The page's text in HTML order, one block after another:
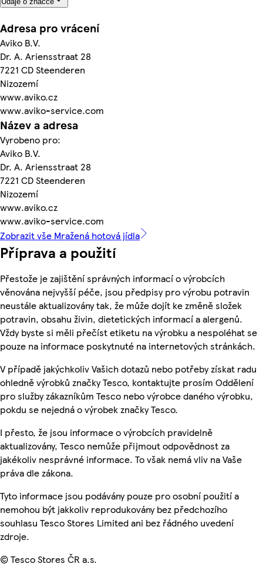
Adresa pro vrácení
Aviko B.V.
Dr. A. Ariensstraat 28
7221 CD Steenderen
Nizozemí
www.aviko.cz
www.aviko-service.com
Název a adresa
Vyrobeno pro:
Aviko B.V.
Dr. A. Ariensstraat 28
7221 CD Steenderen
Nizozemí
www.aviko.cz
www.aviko-service.com
Zobrazit vše Mražená hotová jídla
Příprava a použití
Přestože je zajištění správných informací o výrobcích
věnována nejvyšší péče, jsou předpisy pro výrobu potravin
neustále aktualizovány tak, že může dojít ke změně složek
potravin, obsahu živin, dietetických informací a alergenů.
Vždy byste si měli přečíst etiketu na výrobku a nespoléhat se
pouze na informace poskytnuté na internetových stránkách.
V případě jakýchkoliv Vašich dotazů nebo potřeby získat radu
ohledně výrobků značky Tesco, kontaktujte prosím Oddělení
pro služby zákazníkům Tesco nebo výrobce daného výrobku,
pokdu se nejedná o výrobek značky Tesco.
I přesto, že jsou informace o výrobcích pravidelně
aktualizovány, Tesco nemůže přijmout odpovědnost za
jakékoliv nesprávné informace. To však nemá vliv na Vaše
práva dle zákona.
Tyto informace jsou podávány pouze pro osobní použití a
nemohou být jakkoliv reprodukovány bez předchozího
souhlasu Tesco Stores Limited ani bez řádného uvedení
zdroje.
© Tesco Stores ČR a.s.